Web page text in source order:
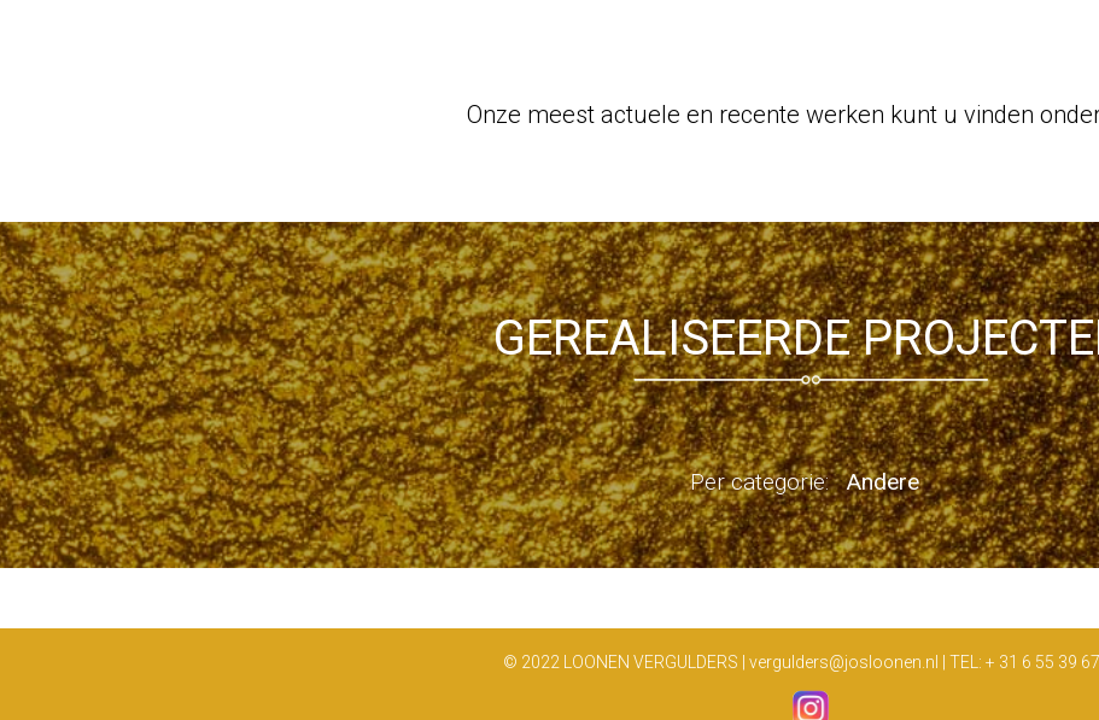
Onze meest actuele en recente werken kunt u vinden
GEREALISEERDE
Per categorie: Andere
© 2022 LOONEN VERGULDERS | vergulders@josloonen.nl | TEL: + 31 6 55 39